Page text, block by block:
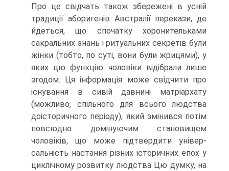
Про це свідчать також збе­режені в усній
традиції аборигенів Австралії перекази, де
йдеться, що спочатку хоронительками
сакральних знань і ритуальних секретів були
жінки (тобто, по суті, вони були жрицями), у
яких цю функцію чоловіки відібрали лише
зго­дом. Ця інформація може свідчити про
існування в сивій давнині матріархату
(можливо, спільного для всього людства
доісторичного періоду), який змінився потім
повсюдно домінуючим становищем
чоловіків, що може підтвердити універ­
сальність настання різних історичних епох у
циклічному розвитку людства Цю думку, на